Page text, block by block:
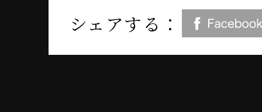
シェアする：